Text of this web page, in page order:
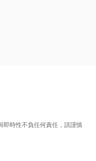
即時性不負任何責任，請謹慎